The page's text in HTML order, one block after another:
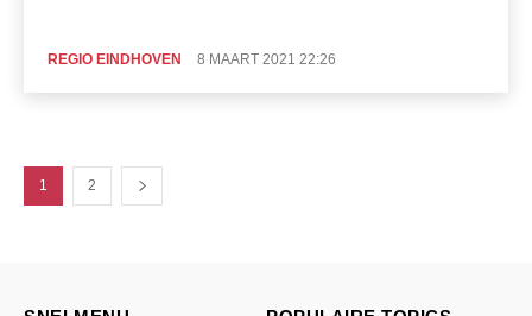
REGIO EINDHOVEN 8 MAART 2021 22:26
1 2